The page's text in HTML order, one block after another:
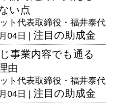
い点
ト代表取締役・福井泰代
04日 | 注目の助成金
事業内容でも通る
由
ト代表取締役・福井泰代
04日 | 注目の助成金